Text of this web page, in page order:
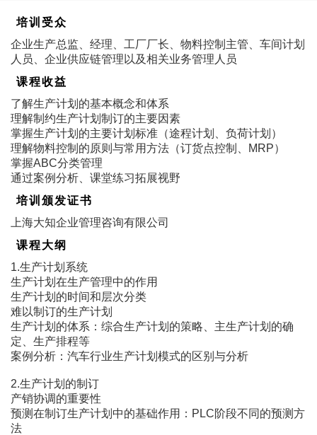
培训受众
企业生产总监、经理、工厂厂长、物料控制主管、车间计划
人员、企业供应链管理以及相关业务管理人员
课程收益
了解生产计划的基本概念和体系
理解制约生产计划制订的主要因素
掌握生产计划的主要计划标准（途程计划、负荷计划）
理解物料控制的原则与常用方法（订货点控制、MRP）
掌握ABC分类管理
通过案例分析、课堂练习拓展视野
培训颁发证书
上海大知企业管理咨询有限公司
课程大纲
1.生产计划系统
生产计划在生产管理中的作用
生产计划的时间和层次分类
难以制订的生产计划
生产计划的体系：综合生产计划的策略、主生产计划的确
定、生产排程等
案例分析：汽车行业生产计划模式的区别与分析
2.生产计划的制订
产销协调的重要性
预测在制订生产计划中的基础作用：PLC阶段不同的预测方
法